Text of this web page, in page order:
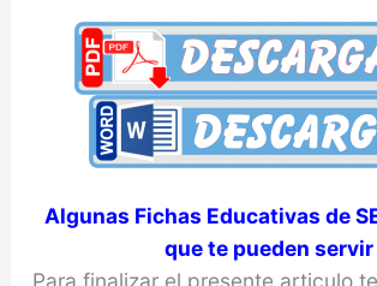
Algunas Fichas Educativas de
que te pueden servir
Para finalizar el presente articulo te